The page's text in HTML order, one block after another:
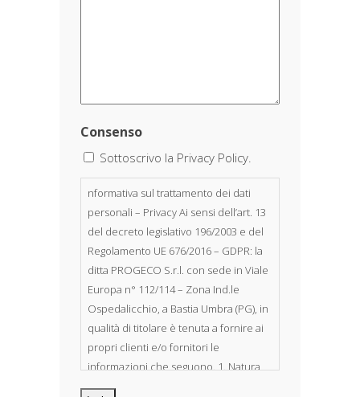
Consenso
Sottoscrivo la Privacy Policy.
nformativa sul trattamento dei dati
personali – Privacy Ai sensi dell’art. 13
del decreto legislativo 196/2003 e del
Regolamento UE 676/2016 – GDPR: la
ditta PROGECO S.r.l. con sede in Viale
Europa n° 112/114 – Zona Ind.le
Ospedalicchio, a Bastia Umbra (PG), in
qualità di titolare è tenuta a fornire ai
propri clienti e/o fornitori le
informazioni che seguono. 1. Natura
dei dati personali Costituiscono